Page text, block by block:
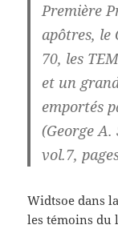
Première
apôtres, le
70, les
et un
emportés
(George
vol.7,
Widtsoe dans
les témoins du